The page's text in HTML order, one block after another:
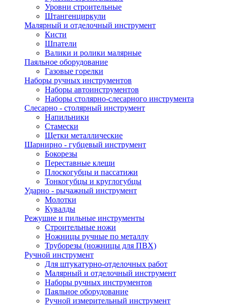
Уровни строительные
Штангенциркули
Малярный и отделочный инструмент
Кисти
Шпатели
Валики и ролики малярные
Паяльное оборудование
Газовые горелки
Наборы ручных инструментов
Наборы автоинструментов
Наборы столярно-слесарного инструмента
Слесарно - столярный инструмент
Напильники
Стамески
Щетки металлические
Шарнирно - губцевый инструмент
Бокорезы
Переставные клещи
Плоскогубцы и пассатижи
Тонкогубцы и круглогубцы
Ударно - рычажный инструмент
Молотки
Кувалды
Режушие и пильные инструменты
Строительные ножи
Ножницы ручные по металлу
Труборезы (ножницы для ПВХ)
Ручной инструмент
Для штукатурно-отделочных работ
Малярный и отделочный инструмент
Наборы ручных инструментов
Паяльное оборудование
Ручной измерительный инструмент